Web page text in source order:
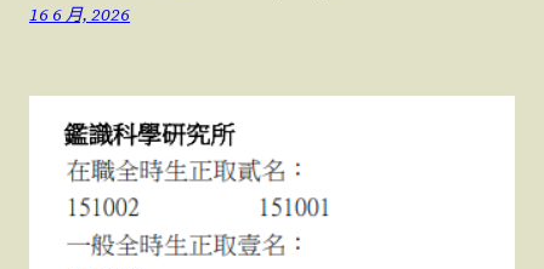
16 6 月, 2026